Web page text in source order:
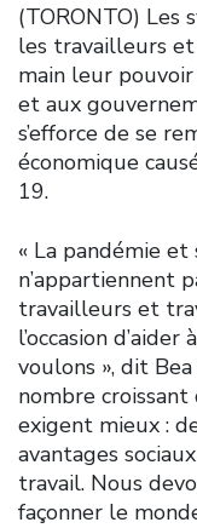
(TORONTO) Les
les travailleurs
main leur
et aux
s’efforce de se
économique
19.
« La pandémie
n’appartiennent
travailleurs et
l’occasion
voulons », dit
nombre
exigent mieux :
avantages
travail. Nous
façonner le